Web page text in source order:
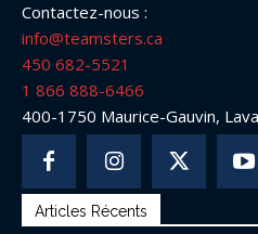
Contactez-nous :
info@teamsters.ca
450 682-5521
1 866 888-6466
400-1750 Maurice-Gauvin,
Articles Récents